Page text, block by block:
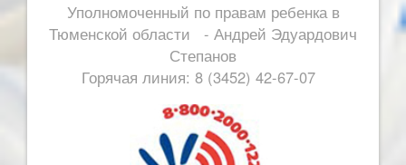
Уполномоченный по правам ребенка в
Тюменской области - Андрей Эдуардович
Степанов
Горячая линия: 8 (3452) 42-67-07